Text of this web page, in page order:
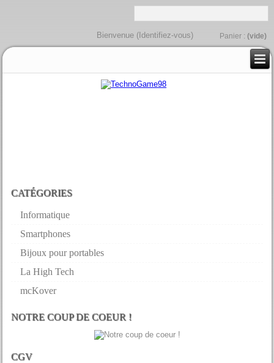
Panier : (vide)
Bienvenue ( Identifiez-vous)
CATÉGORIES
Informatique
Smartphones
Bijoux pour portables
La High Tech
mcKover
NOTRE COUP DE COEUR !
CGV